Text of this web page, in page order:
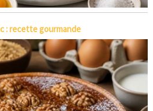
: recette gourmande